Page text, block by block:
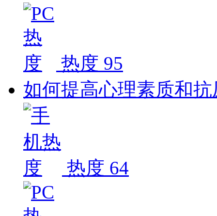
热度 95
如何提高心理素质和
热度 64